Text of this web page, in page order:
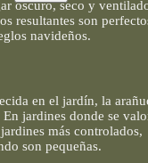
oscuro, seco y
resultantes son
navideños.
en el jardín, la
En jardines donde se
más controlados,
son pequeñas.